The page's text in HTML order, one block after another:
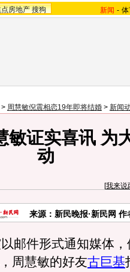
房地产 搜狗 新闻 -
> 周慧敏倪震相恋19年即将结婚 > 新闻
敏证实喜讯 为
动
[我来说
来源：新民晚报·新民网 作
件形式通知媒体，
周慧敏的好友古巨基